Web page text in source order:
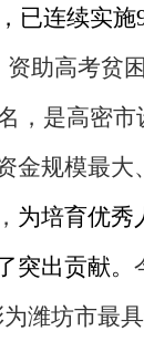
已连续实施
资助高考贫
，是高密市
金规模最大
为培育优秀
突出贡献。
潍坊市最